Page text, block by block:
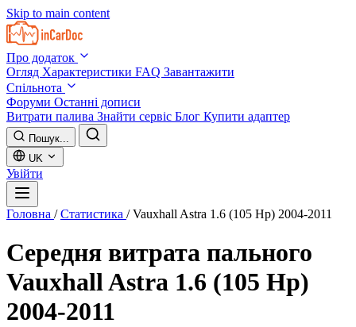
Skip to main content
Про додаток
Огляд Характеристики FAQ Завантажити
Спільнота
Форуми Останні дописи
Витрати палива Знайти сервіс Блог Купити адаптер
Пошук...
UK
Увійти
Головна / Статистика / Vauxhall Astra 1.6 (105 Hp) 2004-2011
Середня витрата пального
Vauxhall Astra 1.6 (105 Hp)
2004-2011